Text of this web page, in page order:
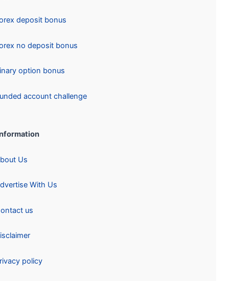
Forex deposit bonus
Forex no deposit bonus
Binary option bonus
Funded account challenge
Information:
About Us
Advertise With Us
Contact us
Disclaimer
Privacy policy